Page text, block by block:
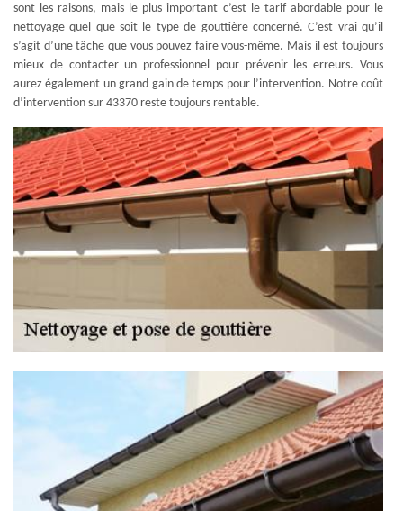
sont les raisons, mais le plus important c’est le tarif abordable pour le
nettoyage quel que soit le type de gouttière concerné. C’est vrai qu’il
s’agit d’une tâche que vous pouvez faire vous-même. Mais il est toujours
mieux de contacter un professionnel pour prévenir les erreurs. Vous
aurez également un grand gain de temps pour l’intervention. Notre coût
d’intervention sur 43370 reste toujours rentable.